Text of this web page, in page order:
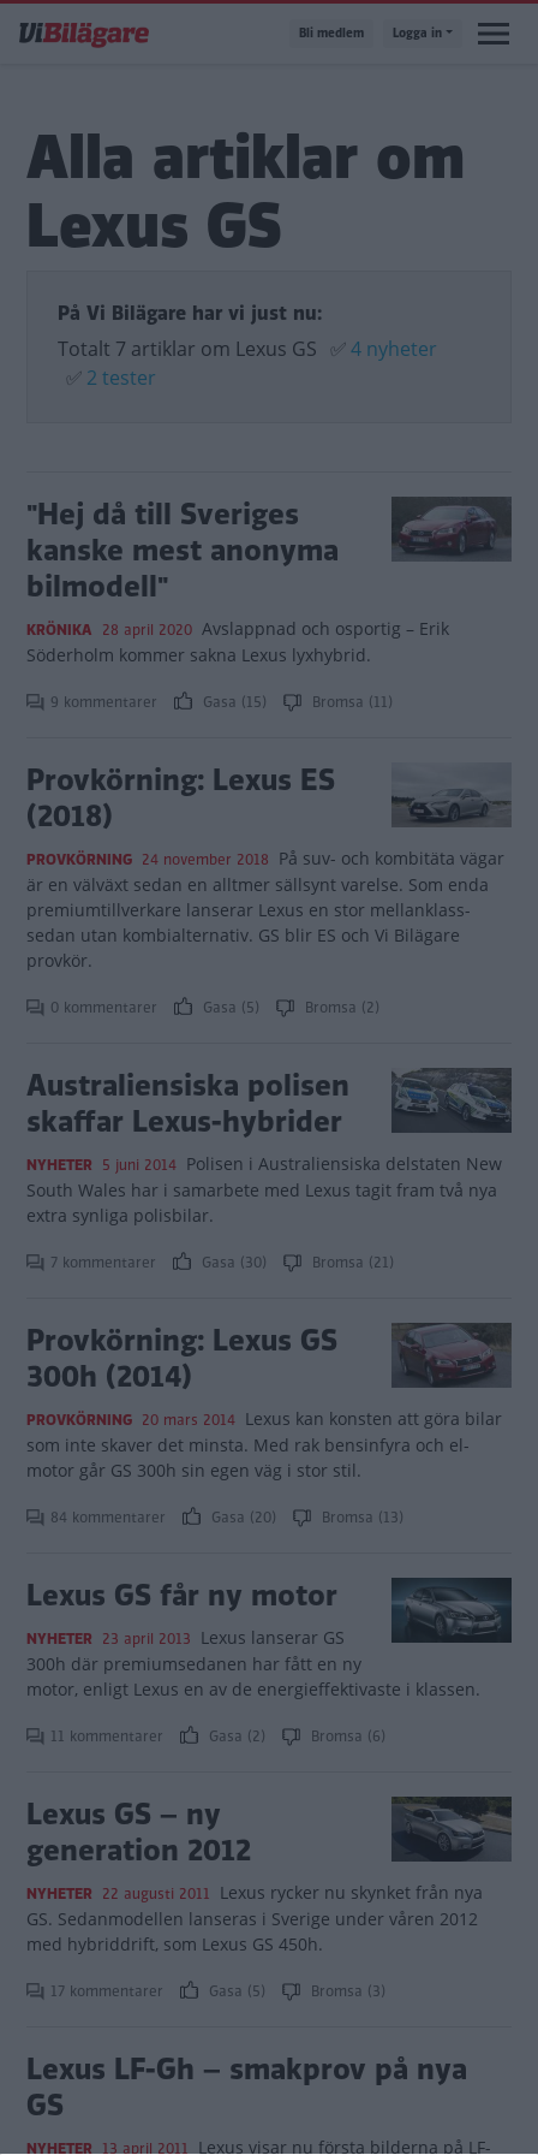
till
Bli medlem Logga in
Alla artiklar om
Lexus GS
På Vi Bilägare har vi just nu:
Totalt 7 artiklar om Lexus GS ✅4 nyheter
✅ 2 tester
"Hej då till Sveriges
kanske mest anonyma
bilmodell"
KRÖNIKA 28 april 2020 Avslappnad och osportig – Erik
Söderholm kommer sakna Lexus lyxhybrid.
9 kommentarer Gasa (15) Bromsa (11)
Provkörning: Lexus ES
(2018)
PROVKÖRNING 24 november 2018 På suv- och kombitäta vägar
är en välväxt sedan en alltmer sällsynt varelse. Som enda
premiumtillverkare lanserar Lexus en stor mellanklass-
sedan utan kombialternativ. GS blir ES och Vi Bilägare
provkör.
0 kommentarer Gasa (5) Bromsa (2)
Australiensiska polisen
skaffar Lexus-hybrider
NYHETER 5 juni 2014 Polisen i Australiensiska delstaten New
South Wales har i samarbete med Lexus tagit fram två nya
extra synliga polisbilar.
7 kommentarer Gasa (30) Bromsa (21)
Provkörning: Lexus GS
300h (2014)
PROVKÖRNING 20 mars 2014 Lexus kan konsten att göra bilar
som inte skaver det minsta. Med rak bensinfyra och el-
motor går GS 300h sin egen väg i stor stil.
84 kommentarer Gasa (20) Bromsa (13)
Lexus GS får ny motor
NYHETER 23 april 2013 Lexus lanserar GS
300h där premiumsedanen har fått en ny
motor, enligt Lexus en av de energieffektivaste i klassen.
11 kommentarer Gasa (2) Bromsa (6)
Lexus GS – ny
generation 2012
NYHETER 22 augusti 2011 Lexus rycker nu skynket från nya
GS. Sedanmodellen lanseras i Sverige under våren 2012
med hybriddrift, som Lexus GS 450h.
17 kommentarer Gasa (5) Bromsa (3)
Lexus LF-Gh – smakprov på nya
GS
NYHETER 13 april 2011 Lexus visar nu första bilderna på LF-